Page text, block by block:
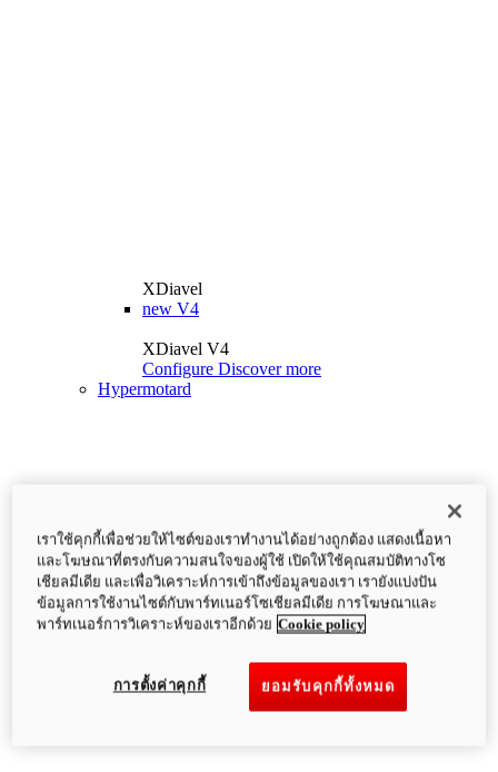
XDiavel
new V4
XDiavel V4
Configure Discover more
Hypermotard
เราใช้คุกกี้เพื่อช่วยให้ไซต์ของเราทำงานได้อย่างถูกต้อง แสดงเนื้อหา
และโฆษณาที่ตรงกับความสนใจของผู้ใช้ เปิดให้ใช้คุณสมบัติทางโซ
เชียลมีเดีย และเพื่อวิเคราะห์การเข้าถึงข้อมูลของเรา เรายังแบ่งปัน
ข้อมูลการใช้งานไซต์กับพาร์ทเนอร์โซเชียลมีเดีย การโฆษณาและ
พาร์ทเนอร์การวิเคราะห์ของเราอีกด้วย Cookie policy
ยอมรับคุกกี้ทั้งหมด
การตั้งค่าคุกกี้